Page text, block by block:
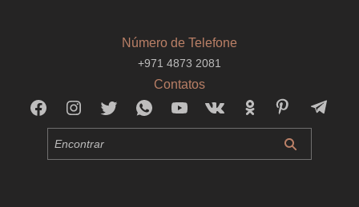
Número de Telefone
+971 4873 2081
Contatos